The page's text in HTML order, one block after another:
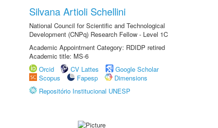
Silvana Artioli Schellini
National Council for Scientific and Technological
Development (CNPq) Research Fellow - Level 1C
Academic Appointment Category: RDIDP retired
Academic title: MS-6
Orcid
CV Lattes
Google Scholar
Scopus
Fapesp
Dimensions
Repositório Institucional UNESP